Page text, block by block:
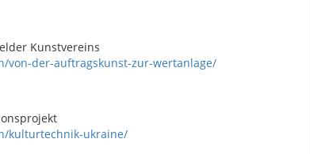
Kunstvereins
von-der-auftragskunst-zur-wertanlage/
kulturtechnik-ukraine/